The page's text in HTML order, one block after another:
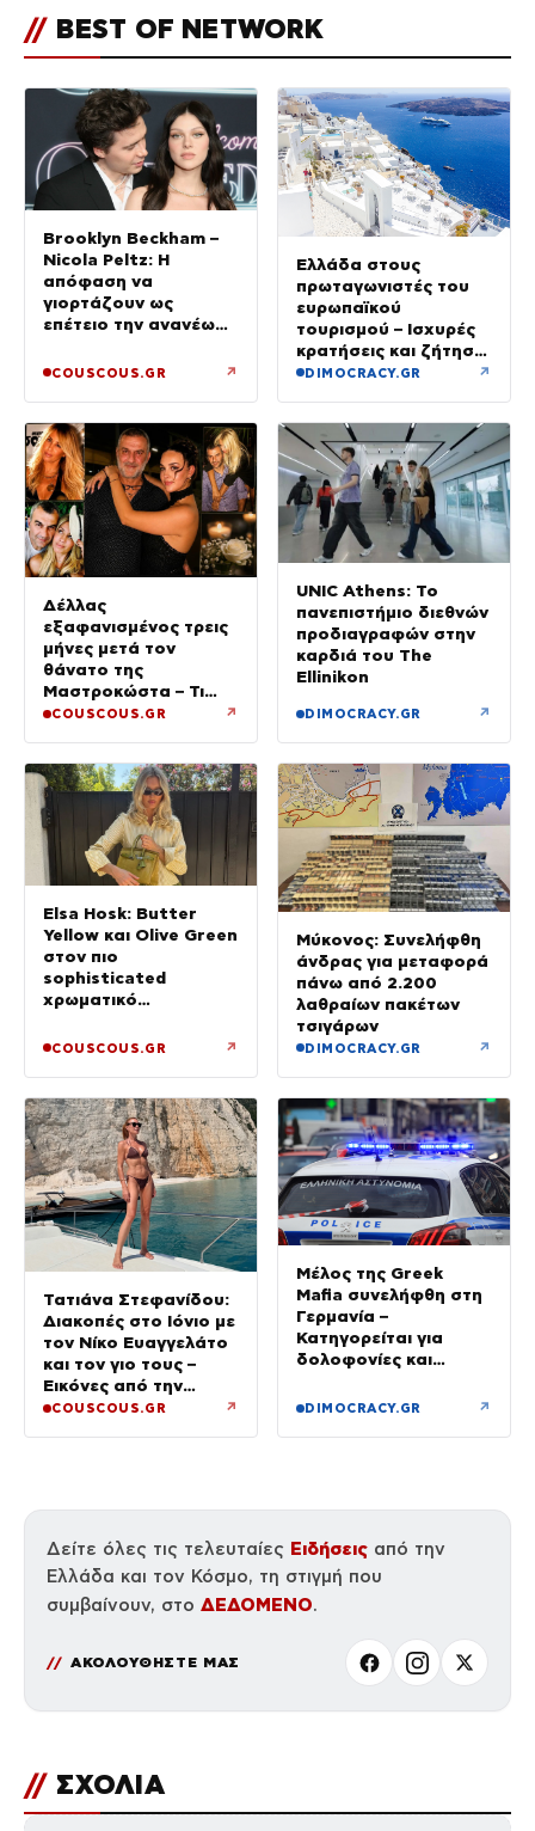
// BEST OF NETWORK
Brooklyn Beckham –
Nicola Peltz: Η
απόφαση να
γιορτάζουν ως
επέτειο την ανανέωση
«Είχε καταλήξει να
COUSCOUS.GR ↗
Ελλάδα στους
πρωταγωνιστές του
ευρωπαϊκού
τουρισμού – Ισχυρές
κρατήσεις και ζήτηση
πέρα από το
DIMOCRACY.GR ↗
Δέλλας
εξαφανισμένος τρεις
μήνες μετά τον
θάνατο της
Μαστροκώστα – Τι
ζήτησε από την κόρη
COUSCOUS.GR ↗
UNIC Athens: Το
πανεπιστήμιο διεθνών
προδιαγραφών στην
καρδιά του The
Ellinikon
DIMOCRACY.GR ↗
Elsa Hosk: Butter
Yellow και Olive Green
στον πιο
sophisticated
χρωματικό
match μοτίβα
COUSCOUS.GR ↗
Μύκονος: Συνελήφθη
άνδρας για μεταφορά
πάνω από 2.200
λαθραίων πακέτων
τσιγάρων
DIMOCRACY.GR ↗
Τατιάνα Στεφανίδου:
Διακοπές στο Ιόνιο με
τον Νίκο Ευαγγελάτο
και τον γιο τους –
Εικόνες από την
Κεφαλονιά
COUSCOUS.GR ↗
Μέλος της Greek
Mafia συνελήφθη στη
Γερμανία –
Κατηγορείται για
δολοφονίες και
DIMOCRACY.GR ↗
Δείτε όλες τις τελευταίες Ειδήσεις από την
Ελλάδα και τον Κόσμο, τη στιγμή που
συμβαίνουν, στο ΔΕΔΟΜΕΝΟ.
ΑΚΟΛΟΥΘΗΣΤΕ ΜΑΣ
// ΣΧΟΛΙΑ